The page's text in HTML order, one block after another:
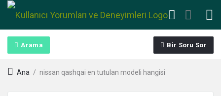
Arama Bir Soru Sor
Ana / nissan qashqai en tutulan modeli hangisi